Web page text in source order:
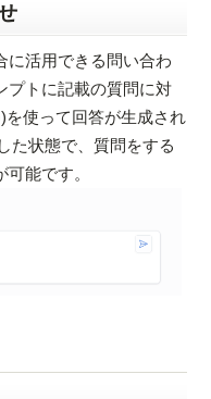
に活用できる問い合わ
プトに記載の質問に対
を使って回答が生成され
た状態で、質問をする
能です。